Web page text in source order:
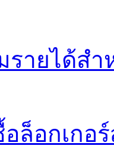
รายได้ส
ล็อกเกอ